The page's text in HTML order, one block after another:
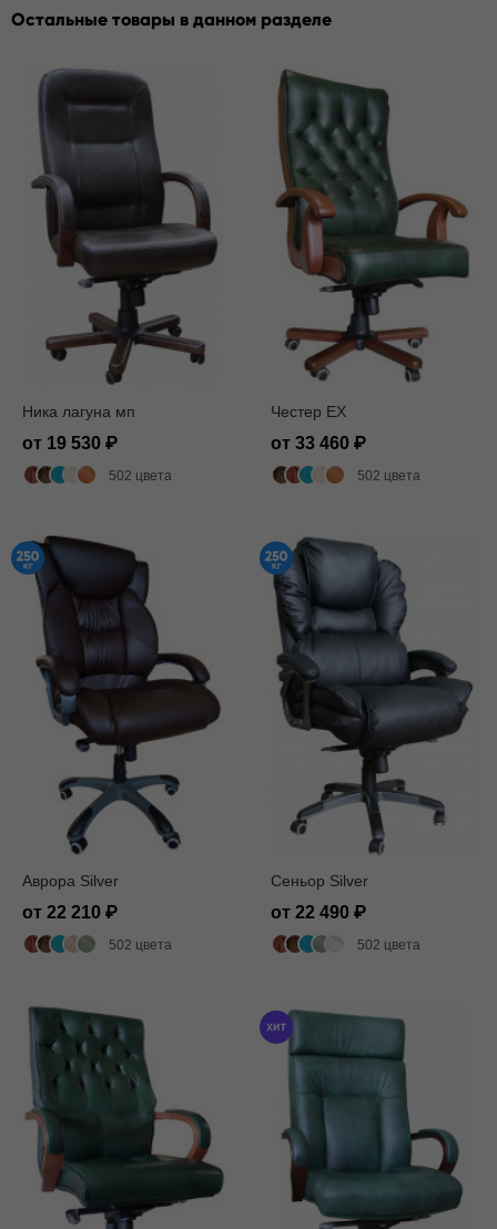
Остальные товары в данном разделе
Ника лагуна мп
от 19 530
502 цвета
Честер EX
от 33 460
502 цвета
Аврора Silver
от 22 210
502 цвета
Сеньор Silver
от 22 490
502 цвета